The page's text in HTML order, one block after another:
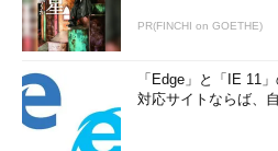
PR(FINCHI on GOETHE)
「Edge」と「IE 11
対応サイトならば、